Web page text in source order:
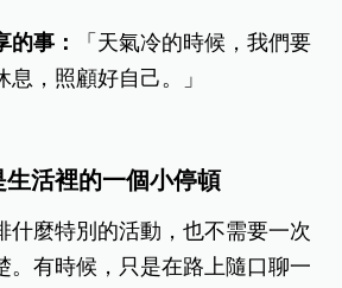
事：
「天氣冷的時候，我們要
，照顧好自己。」
活裡的一個小停頓
什麼特別的活動，也不需要一次
。有時候，只是在路上隨口聊一